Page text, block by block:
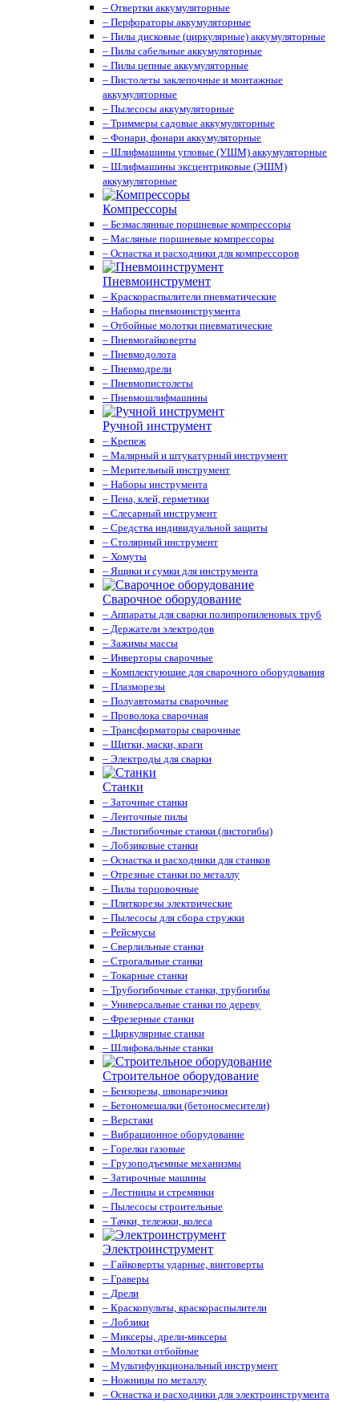
– Отвертки аккумуляторные
– Перфораторы аккумуляторные
– Пилы дисковые (циркулярные) аккумуляторные
– Пилы сабельные аккумуляторные
– Пилы цепные аккумуляторные
– Пистолеты заклепочные и монтажные
аккумуляторные
– Пылесосы аккумуляторные
– Триммеры садовые аккумуляторные
– Фонари, фонари аккумуляторные
– Шлифмашины угловые (УШМ) аккумуляторные
– Шлифмашины эксцентриковые (ЭШМ)
аккумуляторные
Компрессоры
– Безмаслянные поршневые компрессоры
– Масляные поршневые компрессоры
– Оснастка и расходники для компрессоров
Пневмоинструмент
– Краскораспылители пневматические
– Наборы пневмоинструмента
– Отбойные молотки пневматические
– Пневмогайковерты
– Пневмодолота
– Пневмодрели
– Пневмопистолеты
– Пневмошлифмашины
Ручной инструмент
– Крепеж
– Малярный и штукатурный инструмент
– Мерительный инструмент
– Наборы инструмента
– Пена, клей, герметики
– Слесарный инструмент
– Средства индивидуальной защиты
– Столярный инструмент
– Хомуты
– Ящики и сумки для инструмента
Сварочное оборудование
– Аппараты для сварки полипропиленовых труб
– Держатели электродов
– Зажимы массы
– Инверторы сварочные
– Комплектующие для сварочного оборудования
– Плазморезы
– Полуавтоматы сварочные
– Проволока сварочная
– Трансформаторы сварочные
– Щитки, маски, краги
– Электроды для сварки
Станки
– Заточные станки
– Ленточные пилы
– Листогибочные станки (листогибы)
– Лобзиковые станки
– Оснастка и расходники для станков
– Отрезные станки по металлу
– Пилы торцовочные
– Плиткорезы электрические
– Пылесосы для сбора стружки
– Рейсмусы
– Сверлильные станки
– Строгальные станки
– Токарные станки
– Трубогибочные станки, трубогибы
– Универсальные станки по дереву
– Фрезерные станки
– Циркулярные станки
– Шлифовальные станки
Строительное оборудование
– Бензорезы, швонарезчики
– Бетономешалки (бетоносмесители)
– Верстаки
– Вибрационное оборудование
– Горелки газовые
– Грузоподъемные механизмы
– Затирочные машины
– Лестницы и стремянки
– Пылесосы строительные
– Тачки, тележки, колеса
Электроинструмент
– Гайковерты ударные, винтоверты
– Граверы
– Дрели
– Краскопульты, краскораспылители
– Лобзики
– Миксеры, дрели-миксеры
– Молотки отбойные
– Мультифункциональный инструмент
– Ножницы по металлу
– Оснастка и расходники для электроинструмента